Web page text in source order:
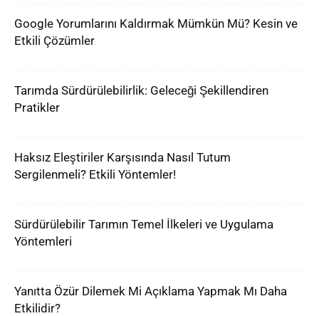
Google Yorumlarını Kaldırmak Mümkün Mü? Kesin ve
Etkili Çözümler
Tarımda Sürdürülebilirlik: Geleceği Şekillendiren
Pratikler
Haksız Eleştiriler Karşısında Nasıl Tutum
Sergilenmeli? Etkili Yöntemler!
Sürdürülebilir Tarımın Temel İlkeleri ve Uygulama
Yöntemleri
Yanıtta Özür Dilemek Mi Açıklama Yapmak Mı Daha
Etkilidir?